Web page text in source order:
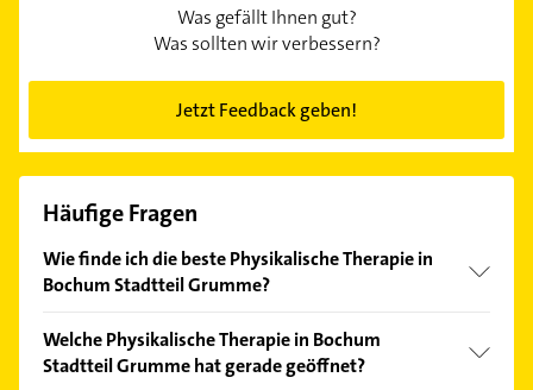
Was gefällt Ihnen gut?
Was sollten wir verbessern?
Jetzt Feedback geben!
Häufige Fragen
Wie finde ich die beste Physikalische Therapie in
Bochum Stadtteil Grumme?
Kundenmeinungen und profitieren Sie von den
Empfehlungen. Die Suchergebnisse können Sie sich
Welche Physikalische Therapie in Bochum
Stadtteil Grumme hat gerade geöffnet?